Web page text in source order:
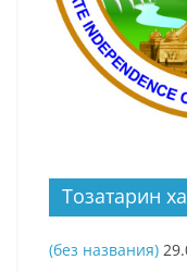
Тозатарин
(без названия)